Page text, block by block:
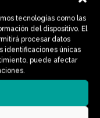
tecnologías como las
del dispositivo. El
procesar datos
identificaciones únicas
puede afectar